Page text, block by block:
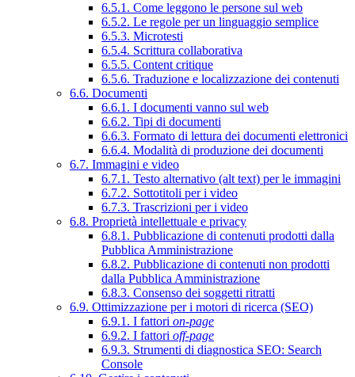
6.5.1. Come leggono le persone sul web
6.5.2. Le regole per un linguaggio semplice
6.5.3. Microtesti
6.5.4. Scrittura collaborativa
6.5.5. Content critique
6.5.6. Traduzione e localizzazione dei contenuti
6.6. Documenti
6.6.1. I documenti vanno sul web
6.6.2. Tipi di documenti
6.6.3. Formato di lettura dei documenti elettronici
6.6.4. Modalità di produzione dei documenti
6.7. Immagini e video
6.7.1. Testo alternativo (alt text) per le immagini
6.7.2. Sottotitoli per i video
6.7.3. Trascrizioni per i video
6.8. Proprietà intellettuale e privacy
6.8.1. Pubblicazione di contenuti prodotti dalla
Pubblica Amministrazione
6.8.2. Pubblicazione di contenuti non prodotti
dalla Pubblica Amministrazione
6.8.3. Consenso dei soggetti ritratti
6.9. Ottimizzazione per i motori di ricerca (SEO)
6.9.1. I fattori on-page
6.9.2. I fattori off-page
6.9.3. Strumenti di diagnostica SEO: Search
Console